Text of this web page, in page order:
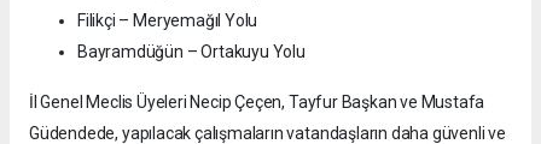
Filikçi – Meryemağıl Yolu
Bayramdüğün – Ortakuyu Yolu
İl Genel Meclis Üyeleri Necip Çeçen, Tayfur Başkan ve Mustafa
Güdendede, yapılacak çalışmaların vatandaşların daha güvenli ve